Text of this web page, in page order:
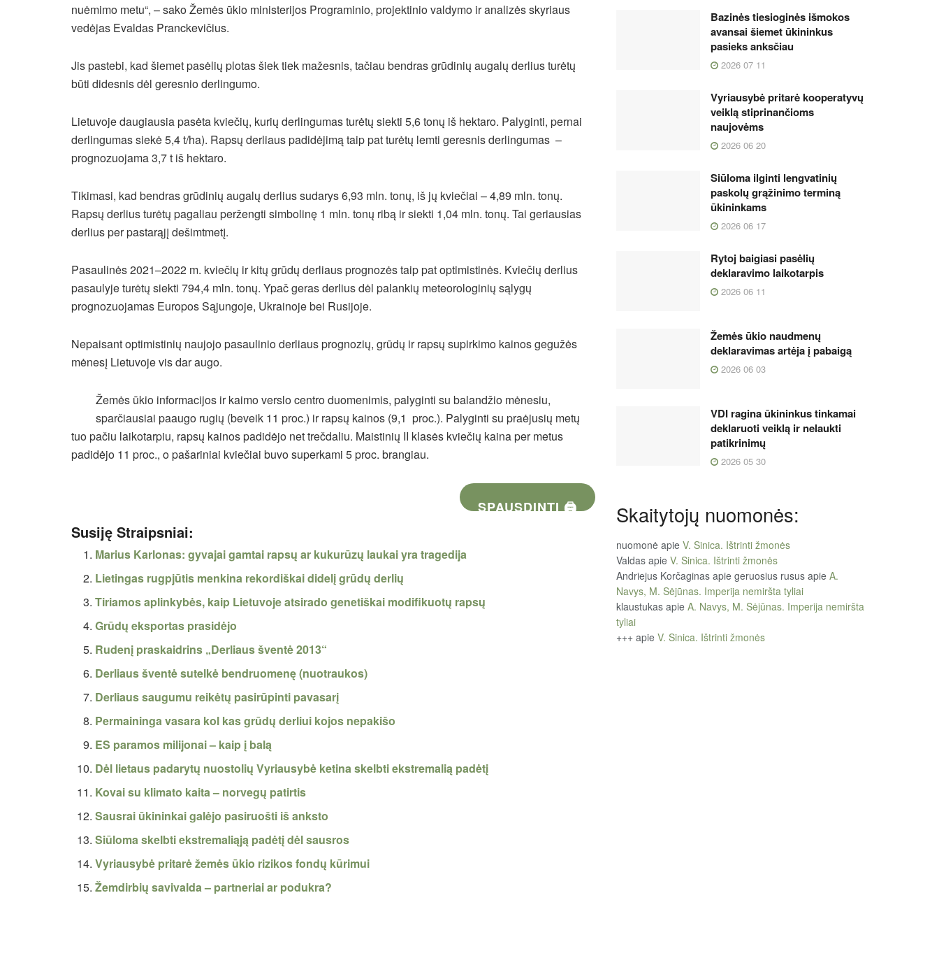
nuėmimo metu“, – sako Žemės ūkio ministerijos Programinio, projektinio valdymo ir analizės skyriaus
vedėjas Evaldas Pranckevičius.
Jis pastebi, kad šiemet pasėlių plotas šiek tiek mažesnis, tačiau bendras grūdinių augalų derlius turėtų
būti didesnis dėl geresnio derlingumo.
Lietuvoje daugiausia pasėta kviečių, kurių derlingumas turėtų siekti 5,6 tonų iš hektaro. Palyginti, pernai
derlingumas siekė 5,4 t/ha). Rapsų derliaus padidėjimą taip pat turėtų lemti geresnis derlingumas –
prognozuojama 3,7 t iš hektaro.
Tikimasi, kad bendras grūdinių augalų derlius sudarys 6,93 mln. tonų, iš jų kviečiai – 4,89 mln. tonų.
Rapsų derlius turėtų pagaliau peržengti simbolinę 1 mln. tonų ribą ir siekti 1,04 mln. tonų. Tai geriausias
derlius per pastarąjį dešimtmetį.
Pasaulinės 2021–2022 m. kviečių ir kitų grūdų derliaus prognozės taip pat optimistinės. Kviečių derlius
pasaulyje turėtų siekti 794,4 mln. tonų. Ypač geras derlius dėl palankių meteorologinių sąlygų
prognozuojamas Europos Sąjungoje, Ukrainoje bei Rusijoje.
Nepaisant optimistinių naujojo pasaulinio derliaus prognozių, grūdų ir rapsų supirkimo kainos gegužės
mėnesį Lietuvoje vis dar augo.
Žemės ūkio informacijos ir kaimo verslo centro duomenimis, palyginti su balandžio mėnesiu,
sparčiausiai paaugo rugių (beveik 11 proc.) ir rapsų kainos (9,1 proc.). Palyginti su praėjusių metų
tuo pačiu laikotarpiu, rapsų kainos padidėjo net trečdaliu. Maistinių II klasės kviečių kaina per metus
padidėjo 11 proc., o pašariniai kviečiai buvo superkami 5 proc. brangiau.
SPAUSDINTI 🖨
Susiję Straipsniai:
Marius Karlonas: gyvajai gamtai rapsų ar kukurūzų laukai yra tragedija
Lietingas rugpjūtis menkina rekordiškai didelį grūdų derlių
Tiriamos aplinkybės, kaip Lietuvoje atsirado genetiškai modifikuotų rapsų
Grūdų eksportas prasidėjo
Rudenį praskaidrins „Derliaus šventė 2013“
Derliaus šventė sutelkė bendruomenę (nuotraukos)
Derliaus saugumu reikėtų pasirūpinti pavasarį
Permaininga vasara kol kas grūdų derliui kojos nepakišo
ES paramos milijonai – kaip į balą
Dėl lietaus padarytų nuostolių Vyriausybė ketina skelbti ekstremalią padėtį
Kovai su klimato kaita – norvegų patirtis
Sausrai ūkininkai galėjo pasiruošti iš anksto
Siūloma skelbti ekstremaliąją padėtį dėl sausros
Vyriausybė pritarė žemės ūkio rizikos fondų kūrimui
Žemdirbių savivalda – partneriai ar podukra?
Bazinės tiesioginės išmokos
avansai šiemet ūkininkus
pasieks anksčiau
2026 07 11
Vyriausybė pritarė kooperatyvų
veiklą stiprinančioms
naujovėms
2026 06 20
Siūloma ilginti lengvatinių
paskolų grąžinimo terminą
ūkininkams
2026 06 17
Rytoj baigiasi pasėlių
deklaravimo laikotarpis
2026 06 11
Žemės ūkio naudmenų
deklaravimas artėja į pabaigą
2026 06 03
VDI ragina ūkininkus tinkamai
deklaruoti veiklą ir nelaukti
patikrinimų
2026 05 30
Skaitytojų nuomonės:
nuomonė apie V. Sinica. Ištrinti žmonės
Valdas apie V. Sinica. Ištrinti žmonės
Andriejus Korčaginas apie geruosius rusus apie A.
Navys, M. Sėjūnas. Imperija nemiršta tyliai
klaustukas apie A. Navys, M. Sėjūnas. Imperija nemiršta
tyliai
+++ apie V. Sinica. Ištrinti žmonės